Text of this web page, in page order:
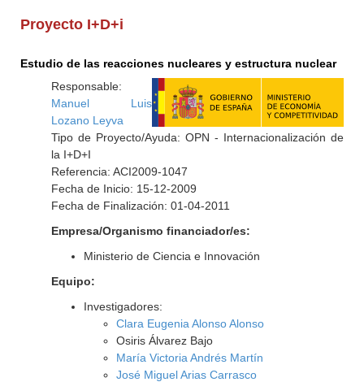
Proyecto I+D+i
Estudio de las reacciones nucleares y estructura nuclear
Responsable:
Manuel Luis
Lozano Leyva
Tipo de Proyecto/Ayuda: OPN - Internacionalización de
la I+D+I
Referencia: ACI2009-1047
Fecha de Inicio: 15-12-2009
Fecha de Finalización: 01-04-2011
Empresa/Organismo financiador/es:
Ministerio de Ciencia e Innovación
Equipo:
Investigadores:
Clara Eugenia Alonso Alonso
Osiris Álvarez Bajo
María Victoria Andrés Martín
José Miguel Arias Carrasco